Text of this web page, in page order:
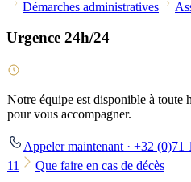
Démarches administratives
Urgence 24h/24
Notre équipe est disponible à toute
pour vous accompagner.
Appeler maintenant · +32 (0)71
11
Que faire en cas de décès